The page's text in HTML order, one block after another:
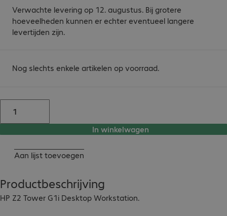
Verwachte levering op 12. augustus. Bij grotere
hoeveelheden kunnen er echter eventueel langere
levertijden zijn.
Nog slechts enkele artikelen op voorraad.
In winkelwagen
Aan lijst toevoegen
Productbeschrijving
HP Z2 Tower G1i Desktop Workstation.